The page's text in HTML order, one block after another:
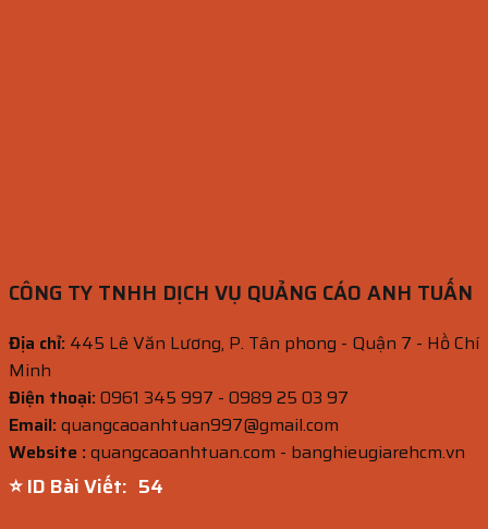
CÔNG TY TNHH DỊCH VỤ QUẢNG CÁO ANH TUẤN
Địa chỉ: 445 Lê Văn Lương, P. Tân phong - Quận 7 - Hồ Chí
Minh
Điện thoại:0961 345 997 - 0989 25 03 97
Email:quangcaoanhtuan997@gmail.com
Website :quangcaoanhtuan.com - banghieugiarehcm.vn
⭐ ID Bài Viết: 53